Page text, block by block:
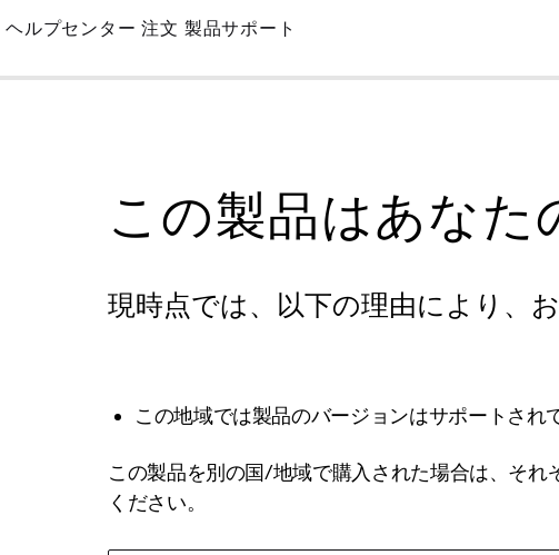
Skip
Main
ヘルプセンター 注文 製品サポート
この製品はあな
現時点では、以下の理由により、
この地域では製品のバージョンはサポートされ
この製品を別の国/地域で購入された場合は、そ
ください。